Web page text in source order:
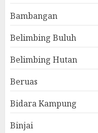
Bambangan
Belimbing Buluh
Belimbing Hutan
Beruas
Bidara Kampung
Binjai